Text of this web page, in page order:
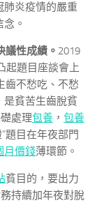
肺炎疫情的嚴重
。
議性成績。 2019
起題目座談會上
齒不愁吃、不愁
是貧苦生齒脫貧
處理包養 ， 包養
題目在年夜部門
月價錢薄環節。
貧目的，要出力
持續加年夜對脫